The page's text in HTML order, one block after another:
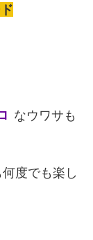
なウワサも
度でも楽し